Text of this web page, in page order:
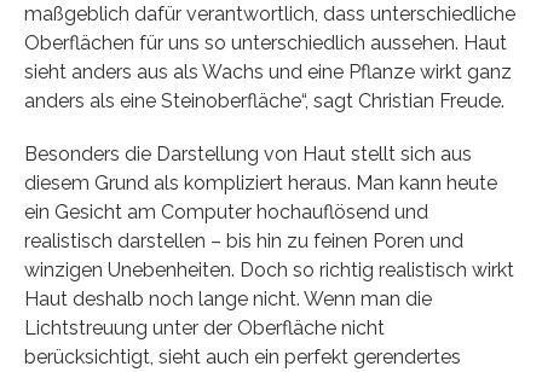
maßgeblich dafür verantwortlich, dass unterschiedliche
Oberflächen für uns so unterschiedlich aussehen. Haut
sieht anders aus als Wachs und eine Pflanze wirkt ganz
anders als eine Steinoberfläche“, sagt Christian Freude.
Besonders die Darstellung von Haut stellt sich aus
diesem Grund als kompliziert heraus. Man kann heute
ein Gesicht am Computer hochauflösend und
realistisch darstellen – bis hin zu feinen Poren und
winzigen Unebenheiten. Doch so richtig realistisch wirkt
Haut deshalb noch lange nicht. Wenn man die
Lichtstreuung unter der Oberfläche nicht
berücksichtigt, sieht auch ein perfekt gerendertes